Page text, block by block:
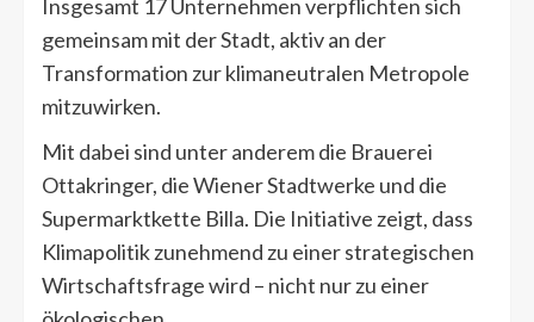
Insgesamt 17 Unternehmen verpflichten sich
gemeinsam mit der Stadt, aktiv an der
Transformation zur klimaneutralen Metropole
mitzuwirken.
Mit dabei sind unter anderem die Brauerei
Ottakringer, die Wiener Stadtwerke und die
Supermarktkette Billa. Die Initiative zeigt, dass
Klimapolitik zunehmend zu einer strategischen
Wirtschaftsfrage wird – nicht nur zu einer